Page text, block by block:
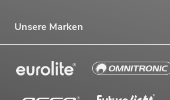
Unsere Marken